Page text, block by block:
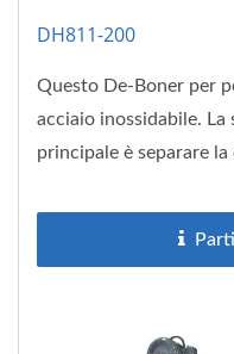
DH811-200
Questo De-Boner per
acciaio inossidabile. La
principale è separare